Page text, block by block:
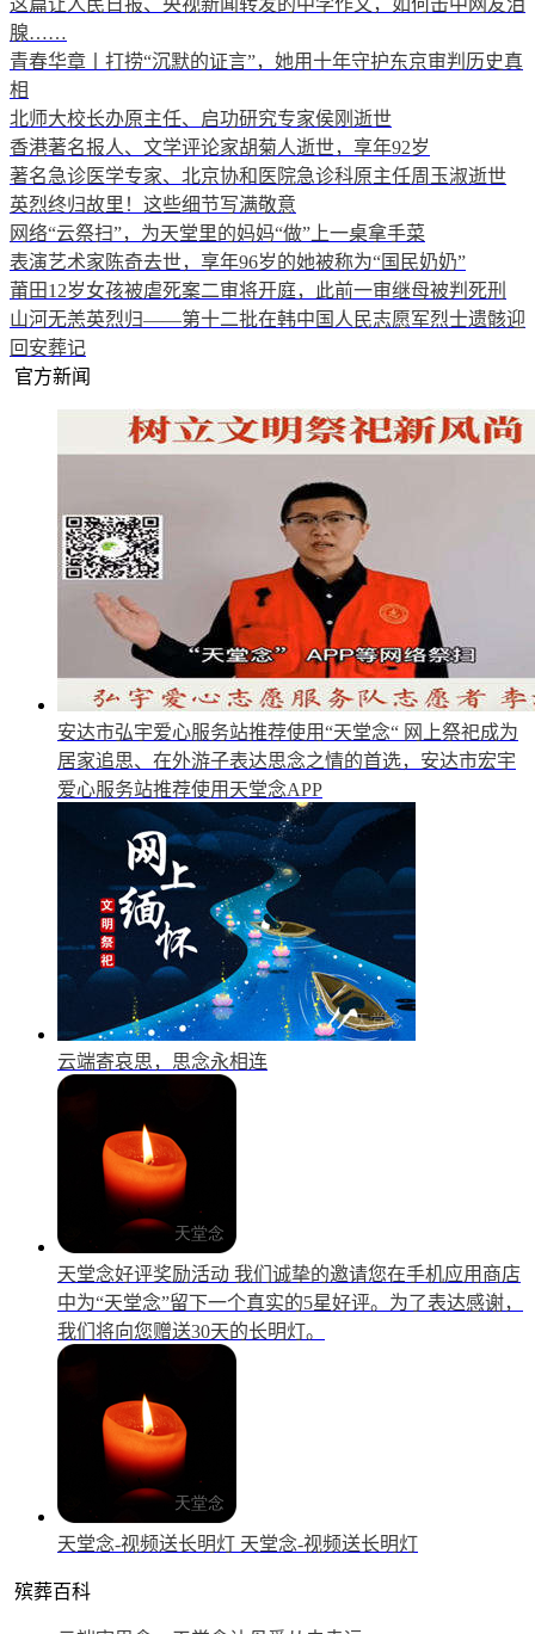
腺……
青春华章丨打捞“沉默的证言”，她用十年守护东京审判历史真
相
北师大校长办原主任、启功研究专家侯刚逝世
香港著名报人、文学评论家胡菊人逝世，享年92岁
著名急诊医学专家、北京协和医院急诊科原主任周玉淑逝世
英烈终归故里！这些细节写满敬意
网络“云祭扫”，为天堂里的妈妈“做”上一桌拿手菜
表演艺术家陈奇去世，享年96岁的她被称为“国民奶奶”
莆田12岁女孩被虐死案二审将开庭，此前一审继母被判死刑
山河无恙英烈归——第十二批在韩中国人民志愿军烈士遗骸迎
回安葬记
官方新闻
安达市弘宇爱心服务站推荐使用“天堂念“ 网上祭祀成为
居家追思、在外游子表达思念之情的首选，安达市宏宇
爱心服务站推荐使用天堂念APP
云端寄哀思，思念永相连
天堂念好评奖励活动 我们诚挚的邀请您在手机应用商店
中为“天堂念”留下一个真实的5星好评。为了表达感谢，
我们将向您赠送30天的长明灯。
天堂念-视频送长明灯 天堂念-视频送长明灯
殡葬百科